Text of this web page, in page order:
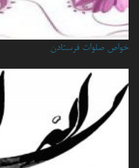
خواص صلوات فرستادن